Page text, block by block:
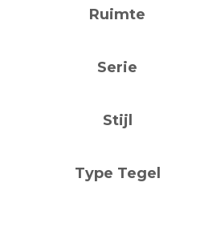
Ruimte
Serie
Stijl
Type Tegel